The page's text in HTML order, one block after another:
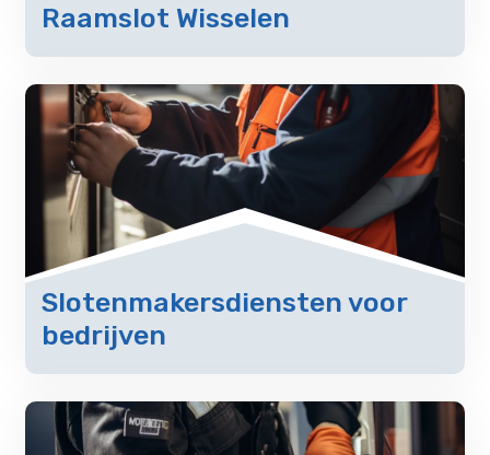
Raamslot Wisselen
Slotenmakersdiensten voor
bedrijven